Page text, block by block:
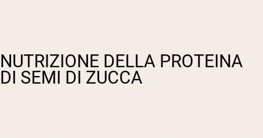
NUTRIZIONE DELLA PROTEINA
DI SEMI DI ZUCCA